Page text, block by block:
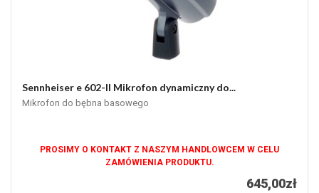
Sennheiser e 602-II Mikrofon dynamiczny do...
Mikrofon do bębna basowego
PROSIMY O KONTAKT Z NASZYM HANDLOWCEM W CELU
ZAMÓWIENIA PRODUKTU.
645,00zł